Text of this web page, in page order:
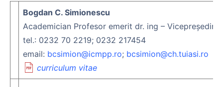
Bogdan C. Simionescu
Academician Profesor emerit dr. ing –
tel.: 0232 70 2219; 0232 217454
email: bcsimion@icmpp.ro; bcsimion@ch.tuiasi.ro
curriculum vitae